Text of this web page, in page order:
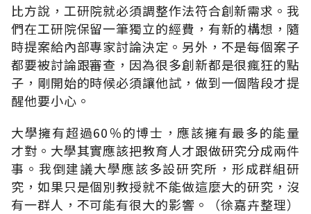
比方說，工研院就必須調整作法符合創新需求。我
們在工研院保留一筆獨立的經費，有新的構想，隨
時提案給內部專家討論決定。另外，不是每個案子
都要被討論跟審查，因為很多創新都是很瘋狂的點
子，剛開始的時候必須讓他試，做到一個階段才提
醒他要小心。
大學擁有超過60％的博士，應該擁有最多的能量
才對。大學其實應該把教育人才跟做研究分成兩件
事。我倒建議大學應該多設研究所，形成群組研
究，如果只是個別教授就不能做這麼大的研究，沒
有一群人，不可能有很大的影響。（徐嘉卉整理）